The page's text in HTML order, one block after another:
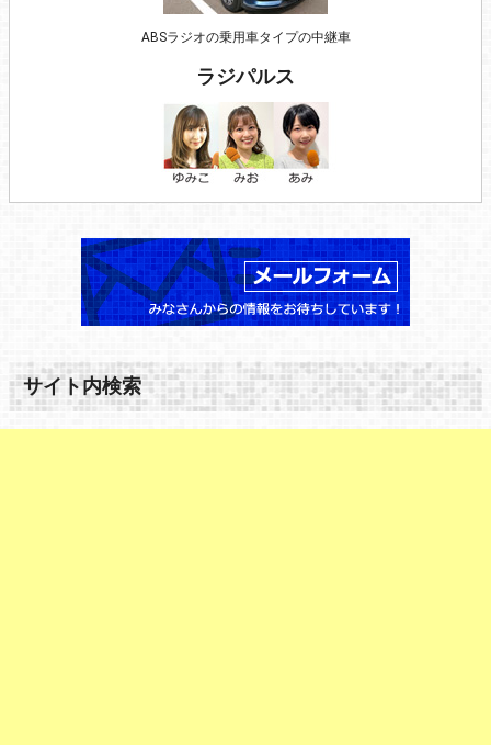
ABSラジオの乗用車タイプの中継車
ラジパルス
サイト内検索